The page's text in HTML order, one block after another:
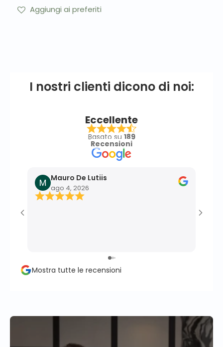
Aggiungi ai preferiti
I nostri clienti dicono di noi:
Eccellente
Basato su 189
Recensioni
Mauro De Lutiis
ago 4, 2026
Mostra tutte le recensioni